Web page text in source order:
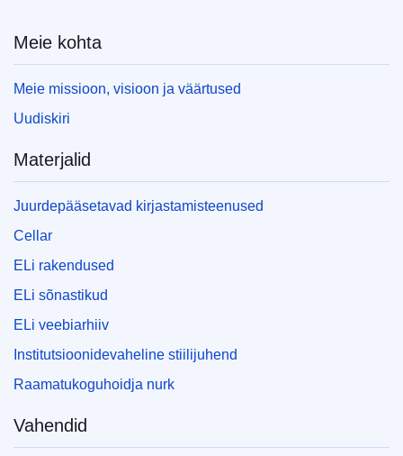
Meie kohta
Meie missioon, visioon ja väärtused
Uudiskiri
Materjalid
Juurdepääsetavad kirjastamisteenused
Cellar
ELi rakendused
ELi sõnastikud
ELi veebiarhiiv
Institutsioonidevaheline stiilijuhend
Raamatukoguhoidja nurk
Vahendid